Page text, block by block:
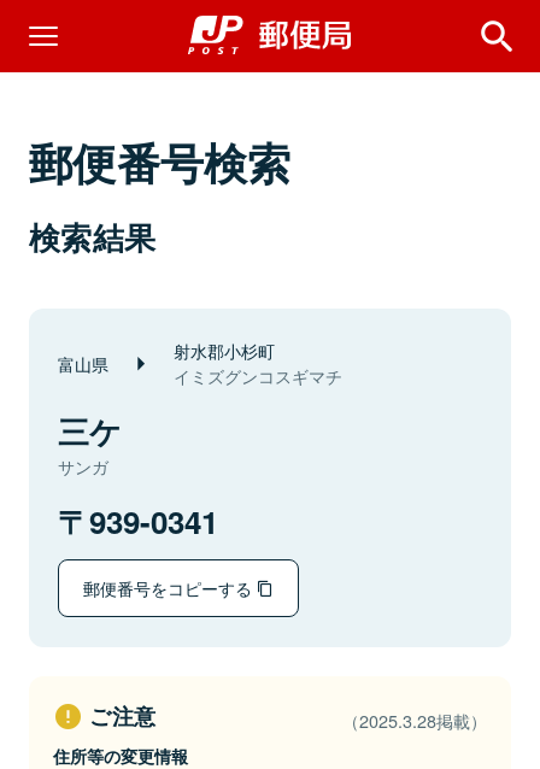
郵便番号検索
検索結果
富山県 射水郡小杉町
イミズグンコスギマチ
三ケ
サンガ
939-0341
郵便番号をコピーする
ご注意 （2025.3.28掲載）
住所等の変更情報